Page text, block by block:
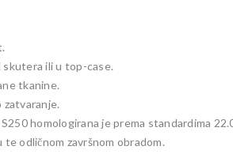
skutera ili u top-case.
tkanine.
zatvaranje.
homologirana je prema standardima
odličnom završnom obradom.